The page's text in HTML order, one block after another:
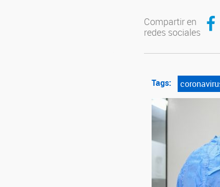
Compartir en
redes sociales
Tags: